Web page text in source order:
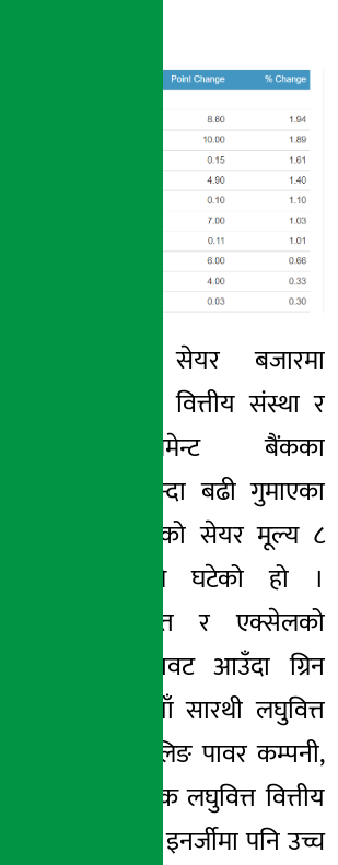
यस्तै बुधबारको सेयर बजारमा
सामुदायिक लघुवित्त वित्तीय संस्था र
एक्सेल डेभलपमेन्ट बैंकका
लगानीकर्ताले सबैभन्दा बढी गुमाएका
छन् । यस कम्पनीको सेयर मूल्य ८
प्रतिशतभन्दा बढीले घटेको हो ।
सामुदायिक लघुवित्त र एक्सेलको
सेयरमा यस्तो गिरावट आउँदा ग्रिन
डेभलपमेन्ट बैंक, नयाँ सारथी लघुवित्त
वित्तीय संस्था, सामलिङ पावर कम्पनी,
जनउत्थान सामुदायिक लघुवित्त वित्तीय
संस्था, सिंगटी हाईड्रो इनर्जीमा पनि उच्च